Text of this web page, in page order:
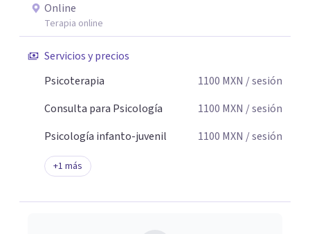
Online
Terapia online
Servicios y precios
Psicoterapia
1100 MXN / sesión
Consulta para Psicología
1100 MXN / sesión
Psicología infanto-juvenil
1100 MXN / sesión
+1 más